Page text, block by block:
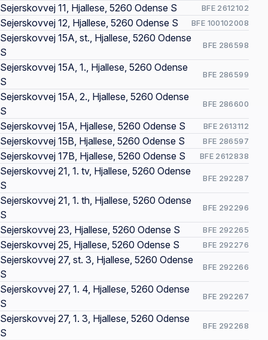
Sejerskovvej 11, Hjallese, 5260 Odense S BFE 2612102
Sejerskovvej 12, Hjallese, 5260 Odense S BFE 100102008
Sejerskovvej 15A, st., Hjallese, 5260 Odense
S
BFE 286598
Sejerskovvej 15A, 1., Hjallese, 5260 Odense
S
BFE 286599
Sejerskovvej 15A, 2., Hjallese, 5260 Odense
S
BFE 286600
Sejerskovvej 15A, Hjallese, 5260 Odense S BFE 2613112
Sejerskovvej 15B, Hjallese, 5260 Odense S BFE 286597
Sejerskovvej 17B, Hjallese, 5260 Odense S BFE 2612838
Sejerskovvej 21, 1. tv, Hjallese, 5260 Odense
S
BFE 292287
Sejerskovvej 21, 1. th, Hjallese, 5260 Odense
S
BFE 292296
Sejerskovvej 23, Hjallese, 5260 Odense S BFE 292265
Sejerskovvej 25, Hjallese, 5260 Odense S BFE 292276
Sejerskovvej 27, st. 3, Hjallese, 5260 Odense
S
BFE 292266
Sejerskovvej 27, 1. 4, Hjallese, 5260 Odense
S
BFE 292267
Sejerskovvej 27, 1. 3, Hjallese, 5260 Odense
S
BFE 292268